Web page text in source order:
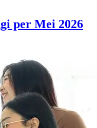
per Mei 2026